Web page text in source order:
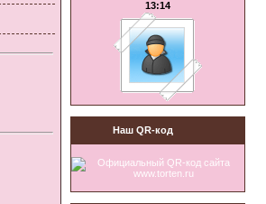
13:14
Наш QR-код